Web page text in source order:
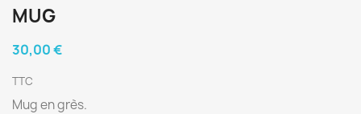
MUG
30,00 €
TTC
Mug en grès.